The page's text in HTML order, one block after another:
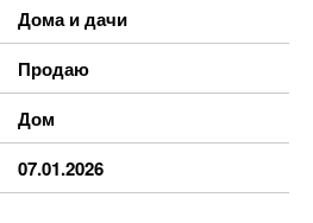
Дома и дачи
Продаю
Дом
07.01.2026